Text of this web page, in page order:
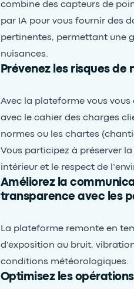
combine des capteurs de
par IA pour vous fournir des
pertinentes, permettant une
nuisances.
Prévenez les risques
Avec la plateforme vous
avec le cahier des charges
normes ou les chartes
Vous participez à préserver
intérieur et le respect de
Améliorez la
transparence avec les
La plateforme remonte en
d'exposition au bruit,
conditions météorologiques.
Optimisez les